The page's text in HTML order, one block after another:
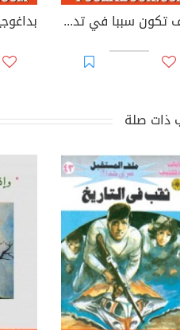
كيف تكون سببا في تدمير فوجك الكشفي؟ - أخطاء قاتلة في العمل الكشفي
ذات صلة